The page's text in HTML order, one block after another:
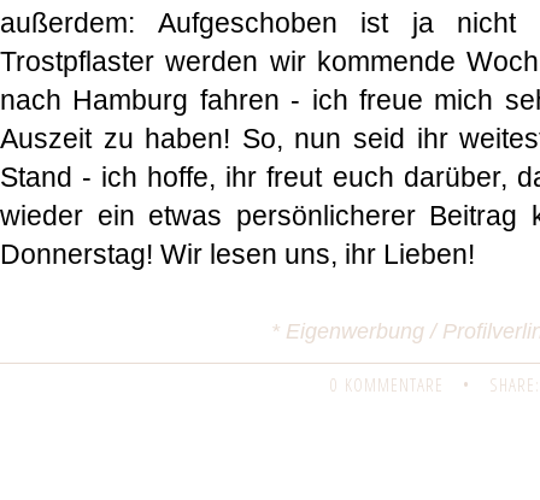
außerdem: Aufgeschoben ist ja nicht
Trostpflaster werden wir kommende
nach Hamburg fahren - ich freue mich
Auszeit zu haben! So, nun seid ihr
Stand - ich hoffe, ihr freut euch darüber,
wieder ein etwas persönlicherer Beitrag
Donnerstag! Wir lesen uns, ihr Lieben!
* Eigenwerbung /
0 KOMMENTARE • SHARE: